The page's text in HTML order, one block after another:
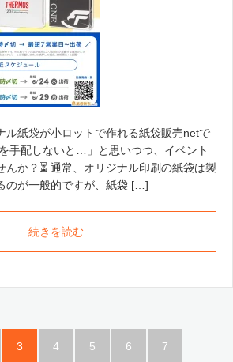
ル紙袋が小ロットで作れる紙袋販売netで
手配しないと…」と思いつつ、イベント
んか？⏳ 通常、オリジナル印刷の紙袋は製
のが一般的ですが、紙袋 […]
続きを読む
3 4 5 6 7